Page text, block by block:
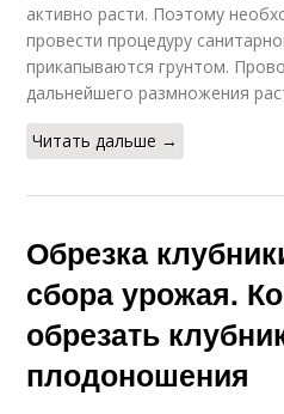
активно расти. Поэтому
провести процедуру
прикапываются грунтом.
дальнейшего размножения
Читать дальше →
Обрезка
сбора урожая.
обрезать
плодоношения